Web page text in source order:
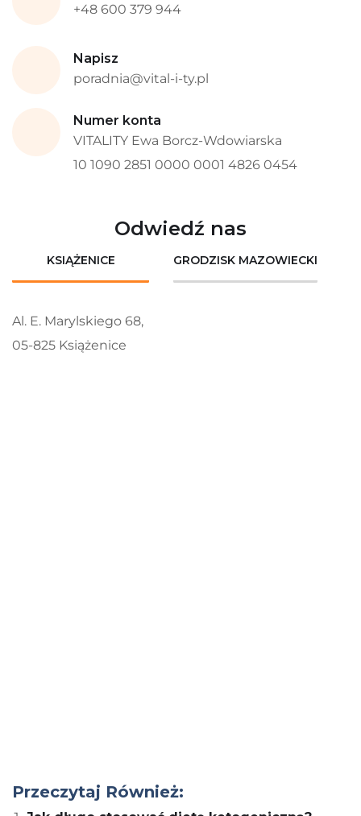
+48 600 379 944
Napisz
poradnia@vital-i-ty.pl
Numer konta
VITALITY Ewa Borcz-Wdowiarska
10 1090 2851 0000 0001 4826 0454
Odwiedź nas
KSIĄŻENICE GRODZISK MAZOWIECKI
Al. E. Marylskiego 68,
05-825 Książenice
Przeczytaj Również: